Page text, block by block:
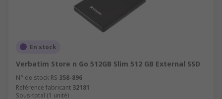
En stock
Verbatim Store n Go 512GB Slim 512 GB External SSD
N° de stock RS 358-896
Référence fabricant 32181
Sous-total (1 unité)